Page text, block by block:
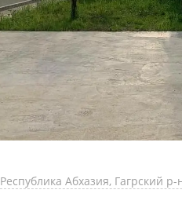
Республика Абхазия, Гагрский